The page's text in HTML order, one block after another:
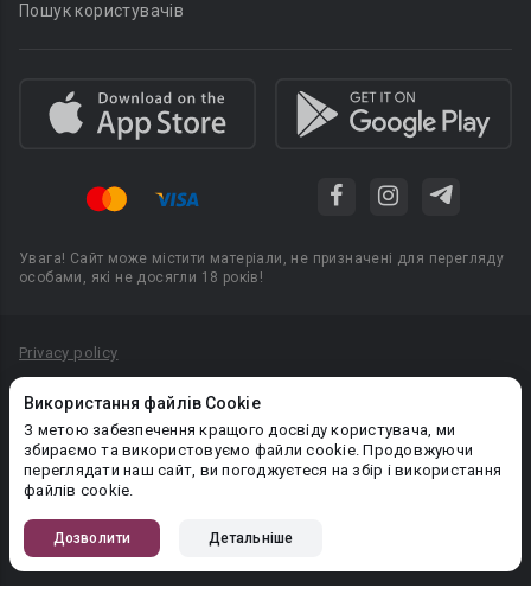
Використання файлів Cookie
З метою забезпечення кращого досвіду користувача, ми
збираємо та використовуємо файли cookie. Продовжуючи
переглядати наш сайт, ви погоджуєтеся на збір і використання
файлів cookie.
Дозволити Детальніше
Пошук користувачів
Увага! Сайт може містити матеріали, не призначені для перегляду
особами, які не досягли 18 років!
Privacy policy
Політика конфіденційності
Правила публікації авторського контенту
PR-вiддiл: pr@booknet.com
© 2026 Booknet. Всі права захищено.